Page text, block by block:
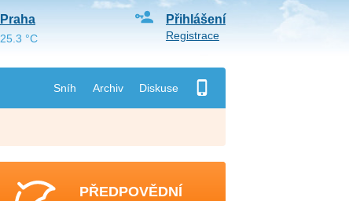
Sníh Archiv Diskuse
Přihlášení
Registrace
Praha
25.3 °C
PŘEDPOVĚDNÍ